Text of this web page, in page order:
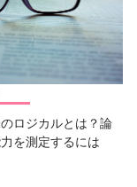
ロジカルとは？論
を測定するには